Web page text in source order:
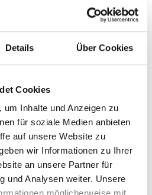
Details Über Cookies
Cookies
Inhalte und Anzeigen zu
für soziale Medien anbieten
auf unsere Website zu
wir Informationen zu Ihrer
an unsere Partner für
und Analysen weiter. Unsere
Ladestation